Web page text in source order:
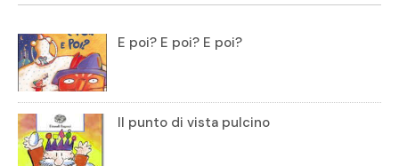
E poi? E poi? E poi?
Il punto di vista pulcino